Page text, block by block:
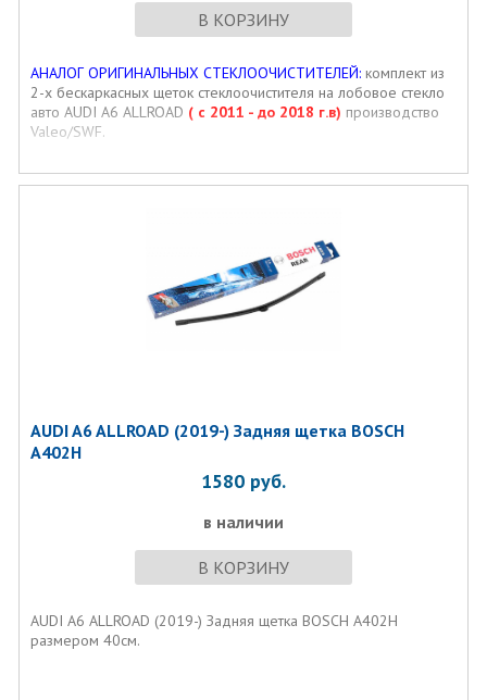
В КОРЗИНУ
АНАЛОГ ОРИГИНАЛЬНЫХ СТЕКЛООЧИСТИТЕЛЕЙ:комплект из
2-х бескаркасных щеток стеклоочистителя на лобовое стекло
авто AUDI A6 ALLROAD ( с 2011 - до 2018 г.в) производство
Valeo/SWF.
AUDI A6 ALLROAD (2019-) Задняя щетка BOSCH
A402H
1580 руб.
в наличии
В КОРЗИНУ
AUDI A6 ALLROAD (2019-) Задняя щетка BOSCH A402H
размером 40см.